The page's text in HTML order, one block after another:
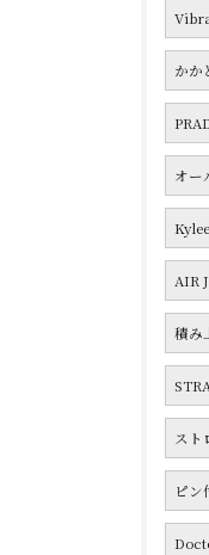
かか
オー
Kylee
AIR
積み
スト
ピン